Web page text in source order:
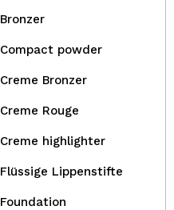
Bronzer
Compact powder
Creme Bronzer
Creme Rouge
Creme highlighter
Flüssige Lippenstifte
Foundation